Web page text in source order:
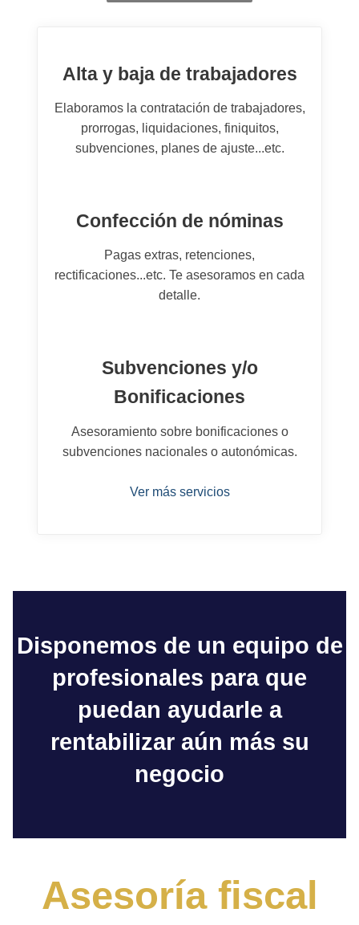
Alta y baja de trabajadores
Elaboramos la contratación de trabajadores,
prorrogas, liquidaciones, finiquitos,
subvenciones, planes de ajuste...etc.
Confección de nóminas
Pagas extras, retenciones,
rectificaciones...etc. Te asesoramos en cada
detalle.
Subvenciones y/o
Bonificaciones
Asesoramiento sobre bonificaciones o
subvenciones nacionales o autonómicas.
Ver más servicios
Disponemos de un equipo de
profesionales para que
puedan ayudarle a
rentabilizar aún más su
negocio
Asesoría fiscal